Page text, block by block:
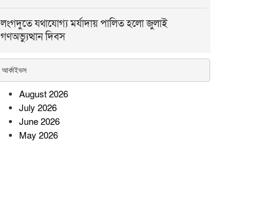
লংগদুতে যথাযোগ্য মর্যাদায় পালিত হলো জুলাই
গণঅভ্যুত্থান দিবস
কমলনগরে জুলাই যোদ্ধাদের সংবর্ধনায় বিশৃঙ্খলা, বক্তব্য
দিতে গিয়ে মঞ্চ ছাড়লেন জিশান
আর্কাইভস
August 2026
July 2026
June 2026
May 2026